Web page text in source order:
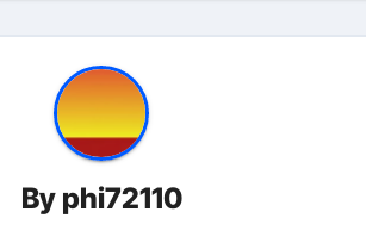
By phi72110